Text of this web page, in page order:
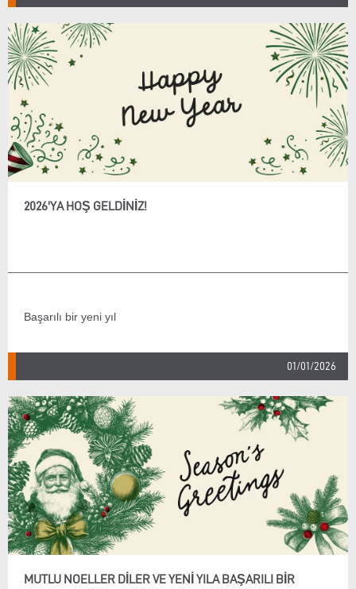
2026'YA HOŞ GELDINIZ!
Başarılı bir yeni yıl
01/01/2026
MUTLU NOELLER DILER VE YENI YILA BAŞARILI BIR